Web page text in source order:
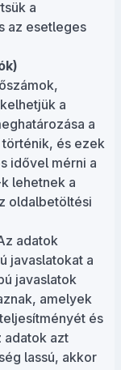
a
az esetleges
a
a
és ezek
idővel mérni a
lehetnek a
oldalbetöltési
adatok
javaslatokat a
javaslatok
amelyek
és
adatok azt
lassú, akkor